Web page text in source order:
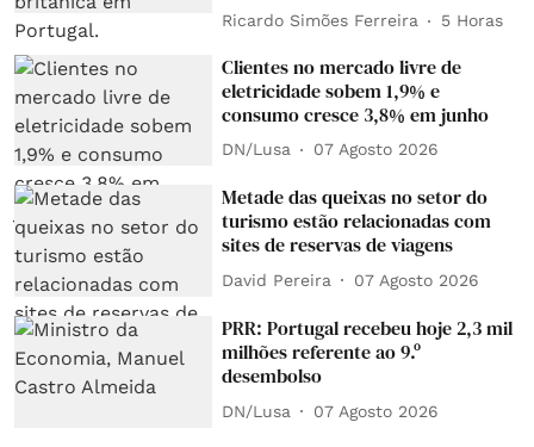
Ricardo Simões Ferreira 5 Horas
Clientes no mercado livre de
eletricidade sobem 1,9% e
consumo cresce 3,8% em junho
DN/Lusa 07 Agosto 2026
Metade das queixas no setor do
turismo estão relacionadas com
sites de reservas de viagens
David Pereira 07 Agosto 2026
PRR: Portugal recebeu hoje 2,3 mil
milhões referente ao 9.º
desembolso
DN/Lusa 07 Agosto 2026